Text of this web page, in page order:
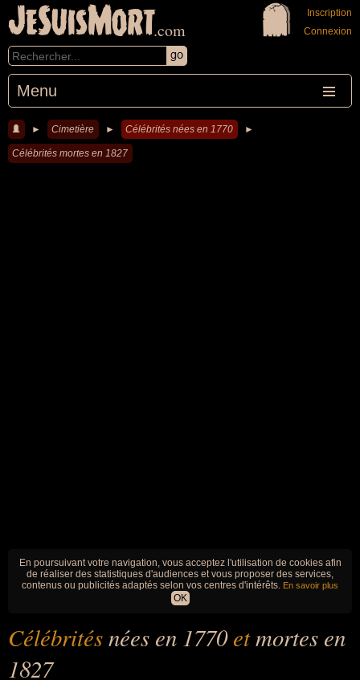
JeSuisMort.com
Menu
Inscription
Connexion
► Cimetière ► Célébrités nées en 1770 ►
Célébrités mortes en 1827
En poursuivant votre navigation, vous acceptez l'utilisation de cookies afin
de réaliser des statistiques d'audiences et vous proposer des services,
contenus ou publicités adaptés selon vos centres d'intérêts. En savoir plus
OK
Célébritésnées en 1770etmortes en
1827